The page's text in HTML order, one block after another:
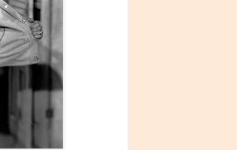
AUG
3
Viernes 7 de agosto, 19 h.
El universo de Frida Kahlo se
apodera del ciclo Comentadas
La calidez del Gran Salón se
muda al Teatinmersivana fecha
proponemos explorar y revisitar el
universo creativo de Frida.
encuentro?